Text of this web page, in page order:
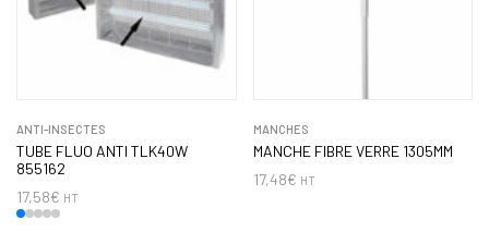
ANTI-INSECTES
TUBE FLUO ANTI TLK40W
855162
17,58€ HT
MANCHES
MANCHE FIBRE VERRE 1305MM
17,48€ HT